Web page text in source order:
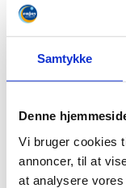
Samtykke
Denne
Vi bruger cookies
annoncer, til at
at analysere
Facilities
Water Park
Entrance
Anker’s
Private
The Marina
Golf
For children